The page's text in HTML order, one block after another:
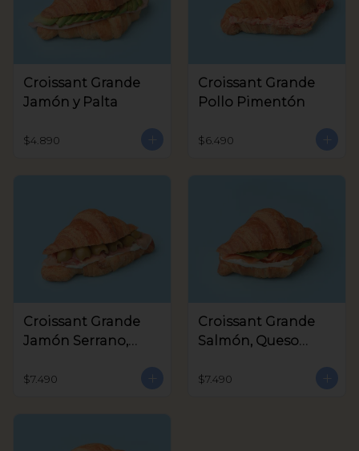
Croissant Grande
Jamón y Palta
$4.890
Croissant Grande
Pollo Pimentón
$6.490
Croissant Grande
Jamón Serrano,
Aceitunas Verdes
$7.490
Croissant Grande
Salmón, Queso
$7.490